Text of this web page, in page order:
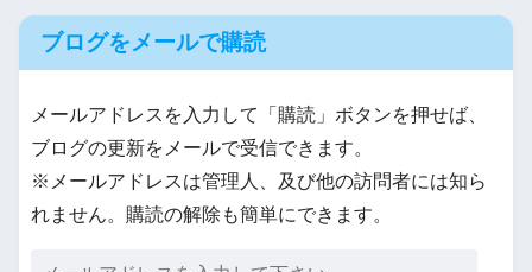
ブログをメールで購読
メールアドレスを入力して「購読」ボタンを押せば、
ブログの更新をメールで受信できます。
※メールアドレスは管理人、及び他の訪問者には知ら
れません。購読の解除も簡単にできます。